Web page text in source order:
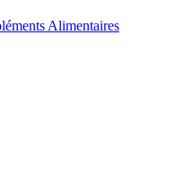
Alimentaires